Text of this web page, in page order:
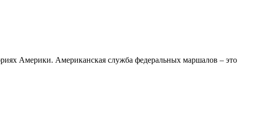
Америки. Американская служба федеральных маршалов – это